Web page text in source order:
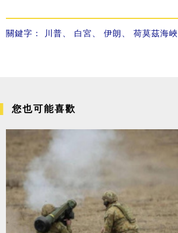
關鍵字： 川普 白宮 伊朗 荷莫茲海峽
您也可能喜歡